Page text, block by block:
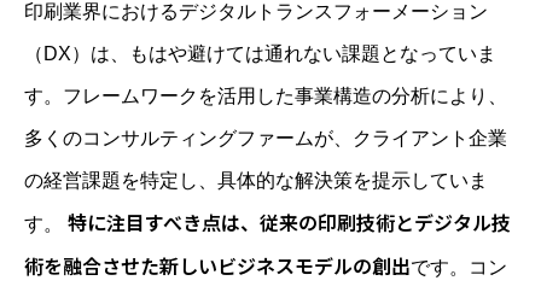
印刷業界におけるデジタルトランスフォーメーション
（DX）は、もはや避けては通れない課題となっていま
す。フレームワークを活用した事業構造の分析により、
多くのコンサルティングファームが、クライアント企業
の経営課題を特定し、具体的な解決策を提示していま
す。 特に注目すべき点は、従来の印刷技術とデジタル技
術を融合させた新しいビジネスモデルの創出です。コン